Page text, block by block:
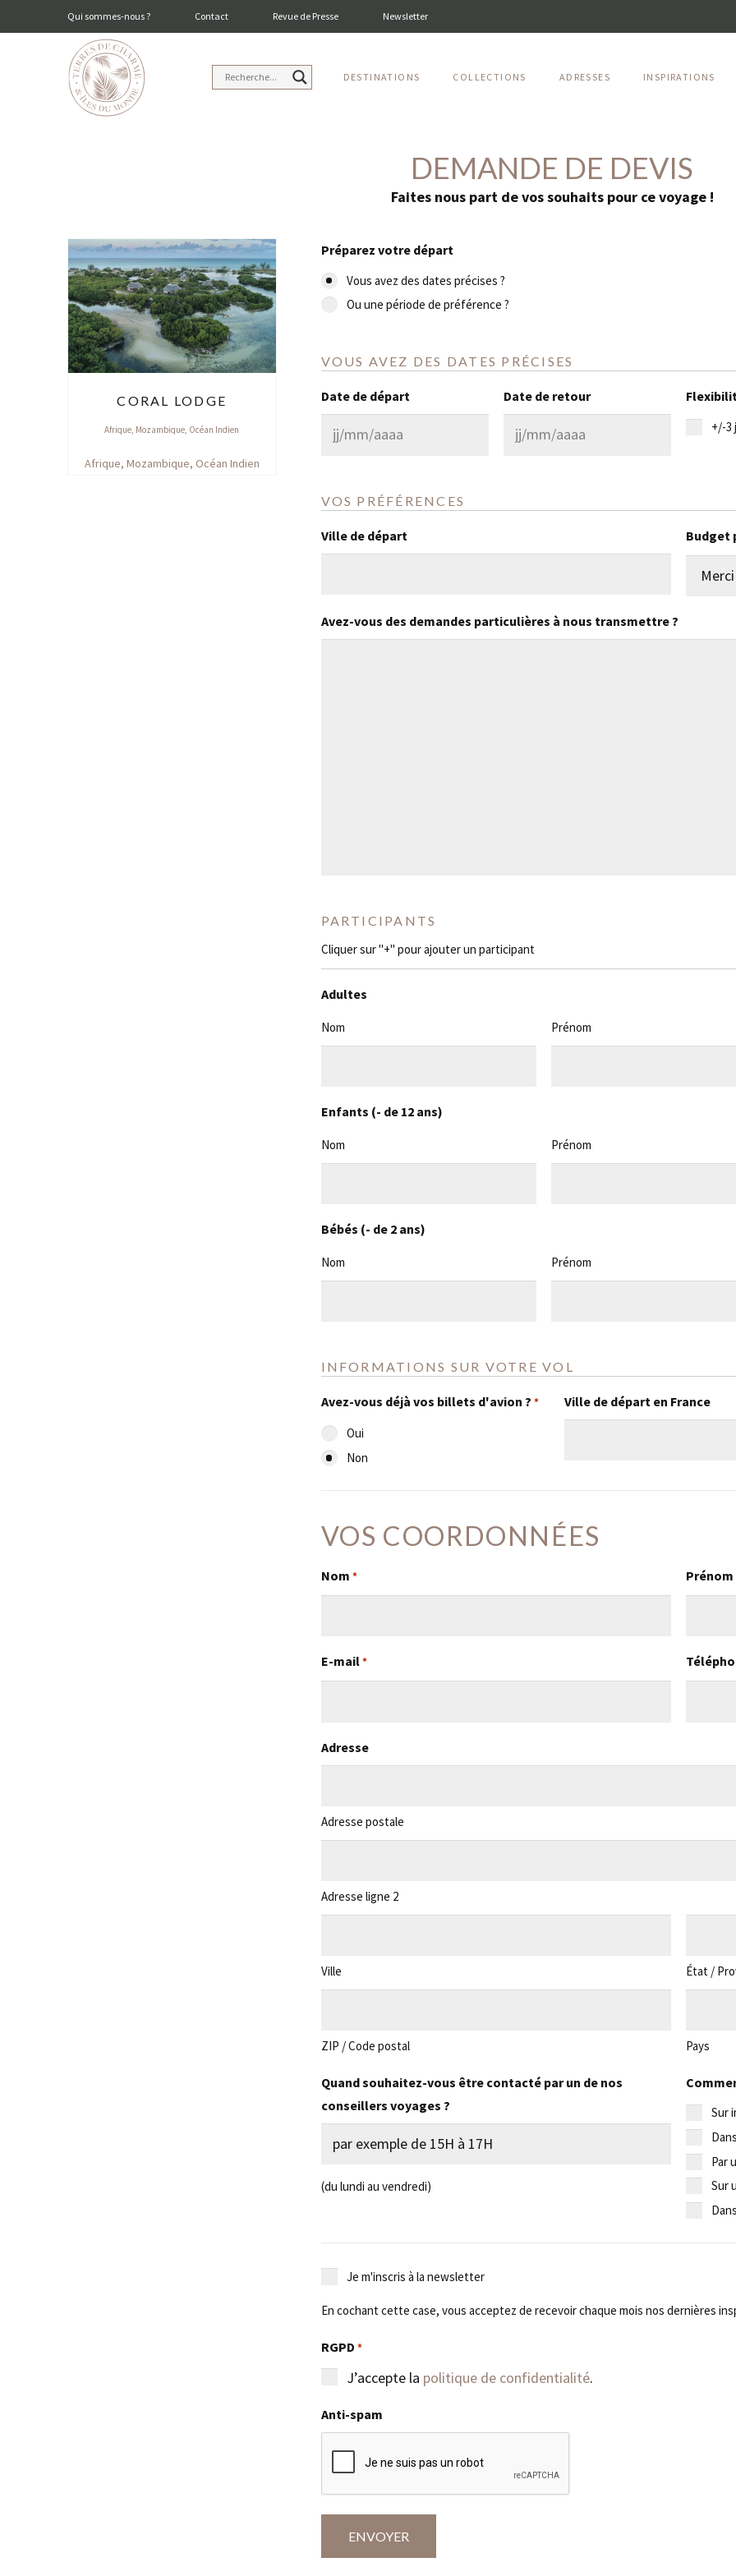
Qui sommes-nous ? Contact Revue de Presse Newsletter
DESTINATIONS COLLECTIONS ADRESSES INSPIRATIONS
DEMANDE DE DEVIS
Faites nous part de vos souhaits pour ce voyage !
CORAL LODGE
Afrique, Mozambique, Océan Indien
Afrique, Mozambique, Océan Indien
Préparez votre départ
Vous avez des dates précises ?
Ou une période de préférence ?
VOUS AVEZ DES DATES PRÉCISES
Date de départ
JJ
slash
AAAA
Date de retour
JJ
slash
+/-3
VOS PRÉFÉRENCES
Ville de départ Budget
Avez-vous des demandes particulières à nous transmettre ?
PARTICIPANTS
Cliquer sur "+" pour ajouter un participant
Adultes
Nom Prénom
Enfants (- de 12 ans)
Nom Prénom
Bébés (- de 2 ans)
Nom Prénom
INFORMATIONS SUR VOTRE VOL
Avez-vous déjà vos billets d'avion ? *
Oui
Non
Ville de départ en France
VOS COORDONNÉES
Nom * Prénom
E-mail *
Adresse
Adresse postale
Adresse ligne 2
Ville État /
ZIP / Code postal Pays
Quand souhaitez-vous être contacté par un de nos
conseillers voyages ?
(du lundi au vendredi)
Sur
Par
Sur
à
la
newsletter
Je m'inscris à la newsletter
En cochant cette case, vous acceptez de recevoir chaque mois nos dernières
RGPD *
J’accepte la politique de confidentialité.
Anti-spam